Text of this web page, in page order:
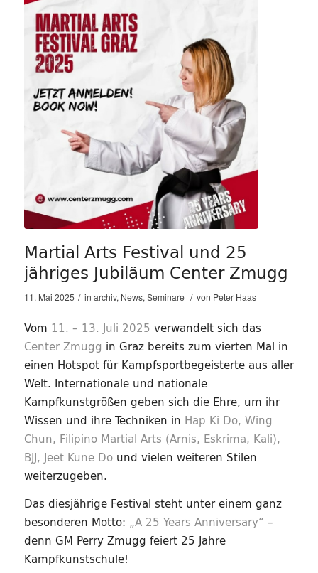
Martial Arts Festival und 25
jähriges Jubiläum Center Zmugg
11. Mai 2025 / in archiv, News, Seminare / von Peter Haas
Vom 11. – 13. Juli 2025 verwandelt sich das
Center Zmugg in Graz bereits zum vierten Mal in
einen Hotspot für Kampfsportbegeisterte aus aller
Welt. Internationale und nationale
Kampfkunstgrößen geben sich die Ehre, um ihr
Wissen und ihre Techniken in Hap Ki Do, Wing
Chun, Filipino Martial Arts (Arnis, Eskrima, Kali),
BJJ, Jeet Kune Dound vielen weiteren Stilen
weiterzugeben.
Das diesjährige Festival steht unter einem ganz
besonderen Motto: „A 25 Years Anniversary“ –
denn GM Perry Zmugg feiert 25 Jahre
Kampfkunstschule!